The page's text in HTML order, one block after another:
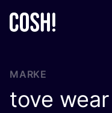
MARKE
tove wear